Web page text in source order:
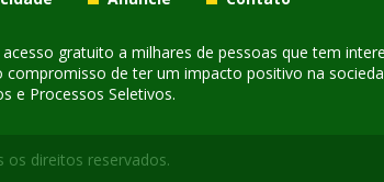
gratuito a milhares de pessoas que tem
de ter um impacto positivo na
e Processos Seletivos.
os direitos reservados.